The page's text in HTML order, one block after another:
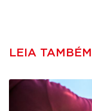
LEIA TAMBÉM